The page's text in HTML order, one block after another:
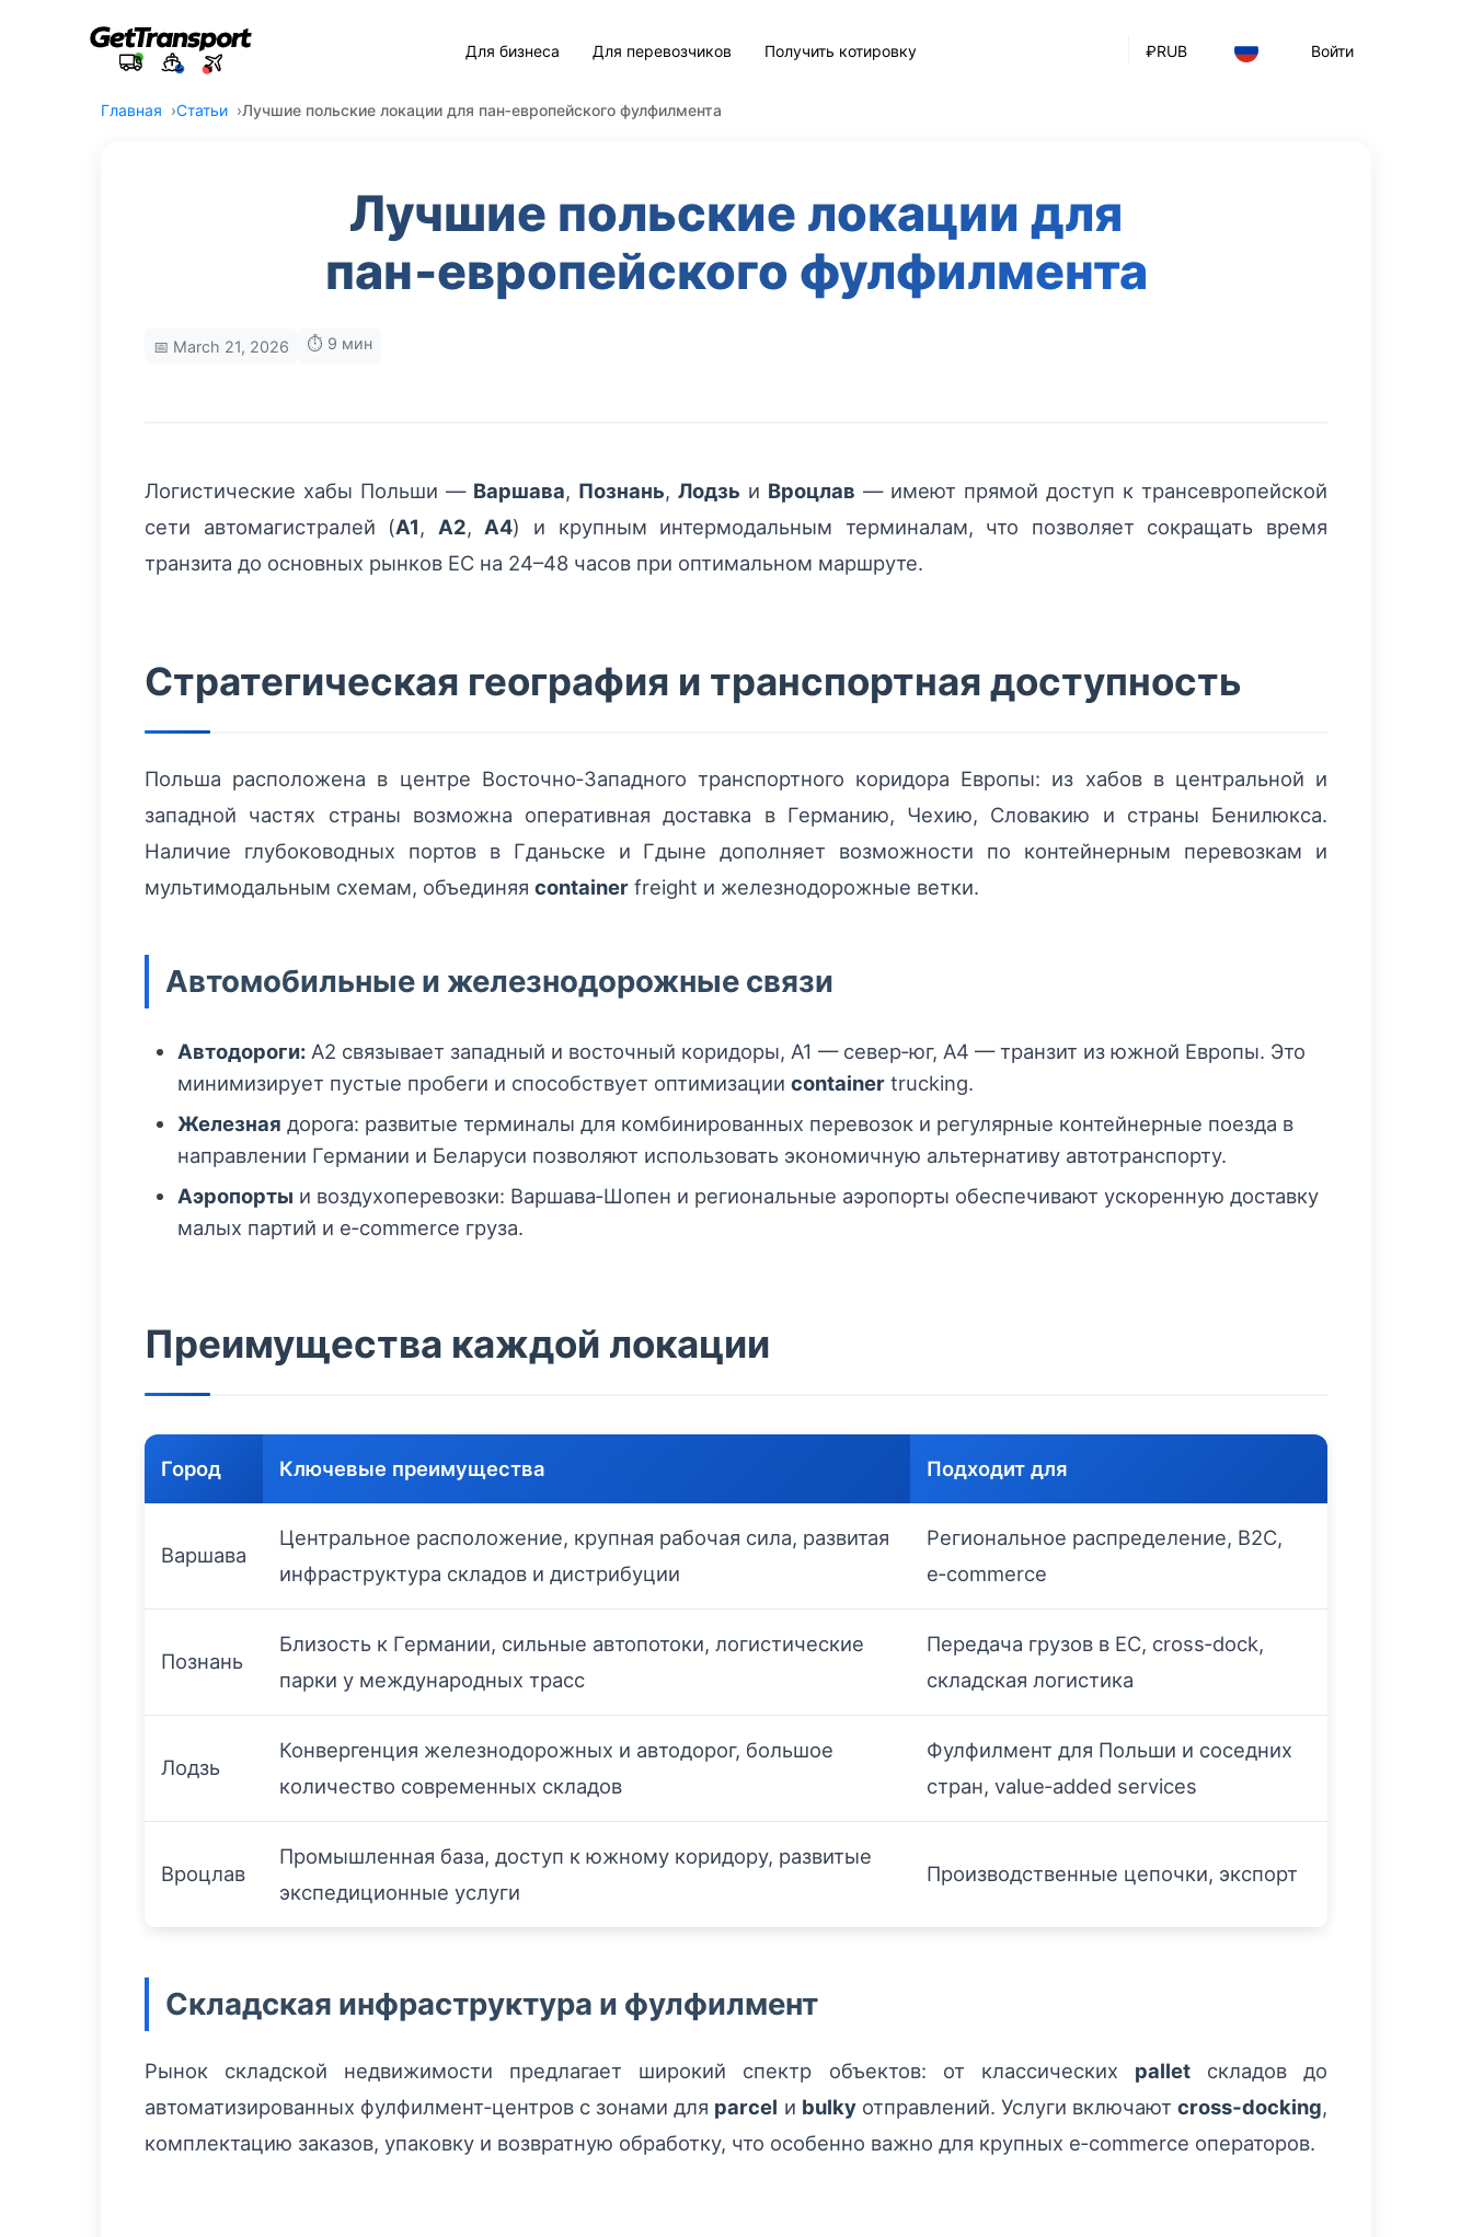
₽RUB Войти
Для бизнеса Для перевозчиков Получить котировку
Главная Статьи Лучшие польские локации для пан‑европейского фулфилмента
Лучшие польские локации для
пан‑европейского фулфилмента
📅 March 21, 2026 ⏱️ 9 мин
Логистические хабы Польши — Варшава, Познань, Лодзь и Вроцлав — имеют прямой доступ к транcевропейской
сети автомагистралей (A1, A2, A4) и крупным интермодальным терминалам, что позволяет сокращать время
транзита до основных рынков ЕС на 24–48 часов при оптимальном маршруте.
Стратегическая география и транспортная доступность
Польша расположена в центре Восточно‑Западного транспортного коридора Европы: из хабов в центральной и
западной частях страны возможна оперативная доставка в Германию, Чехию, Словакию и страны Бенилюкса.
Наличие глубоководных портов в Гданьске и Гдыне дополняет возможности по контейнерным перевозкам и
мультимодальным схемам, объединяя container freight и железнодорожные ветки.
Автомобильные и железнодорожные связи
Автодороги: A2 связывает западный и восточный коридоры, A1 — север‑юг, A4 — транзит из южной Европы. Это
минимизирует пустые пробеги и способствует оптимизации container trucking.
Железная дорога: развитые терминалы для комбинированных перевозок и регулярные контейнерные поезда в
направлении Германии и Беларуси позволяют использовать экономичную альтернативу автотранспорту.
Аэропорты и воздухоперевозки: Варшава‑Шопен и региональные аэропорты обеспечивают ускоренную доставку
малых партий и e‑commerce груза.
Преимущества каждой локации
Город Ключевые преимущества Подходит для
Варшава
Центральное расположение, крупная рабочая сила, развитая
инфраструктура складов и дистрибуции
Региональное распределение, B2C,
e‑commerce
Познань
Близость к Германии, сильные автопотоки, логистические
парки у международных трасс
Передача грузов в ЕС, cross‑dock,
складская логистика
Лодзь
Конвергенция железнодорожных и автодорог, большое
количество современных складов
Фулфилмент для Польши и соседних
стран, value‑added services
Вроцлав
Промышленная база, доступ к южному коридору, развитые
экспедиционные услуги
Производственные цепочки, экспорт
Складская инфраструктура и фулфилмент
Рынок складской недвижимости предлагает широкий спектр объектов: от классических palletскладов до
автоматизированных фулфилмент‑центров с зонами для parcel и bulkyотправлений. Услуги включаютcross‑docking,
комплектацию заказов, упаковку и возвратную обработку, что особенно важно для крупных e‑commerce операторов.